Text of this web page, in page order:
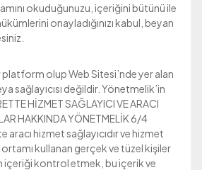
okuduğunuzu, içeriğini bütünü ile
onayladığınızı kabul, beyan
olup Web Sitesi’nde yer alan
sağlayıcısı değildir. Yönetmelik’in
HİZMET SAĞLAYICI VE ARACI
HAKKINDA YÖNETMELİK 6/4
hizmet sağlayıcıdır ve hizmet
kullanan gerçek ve tüzel kişiler
içeriği kontrol etmek, bu içerik ve